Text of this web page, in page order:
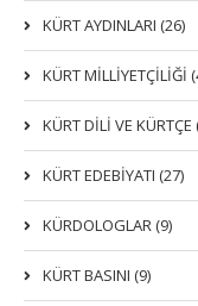
KÜRT AYDINLARI (26)
KÜRT MİLLİYETÇİLİĞİ
KÜRT DİLİ VE KÜRTÇE
KÜRT EDEBİYATI (27)
KÜRDOLOGLAR (9)
KÜRT BASINI (9)